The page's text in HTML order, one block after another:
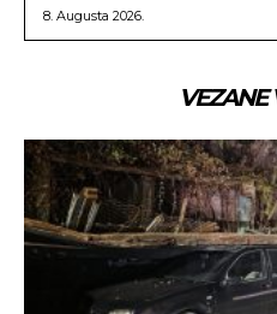
8. Augusta 2026.
VEZANE